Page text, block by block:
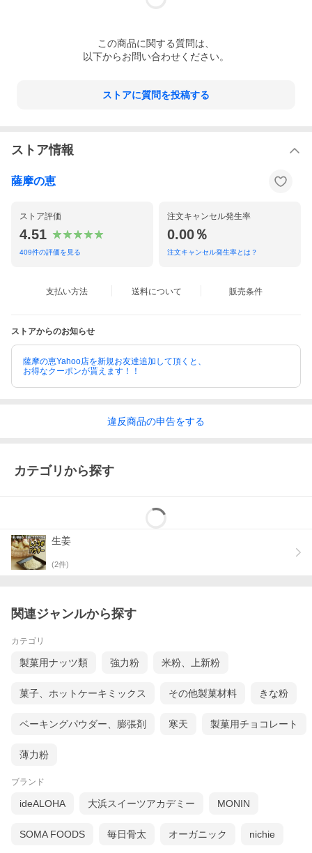
この商品に関する質問は、
以下からお問い合わせください。
ストアに質問を投稿する
ストア情報
薩摩の恵
ストア評価
4.51
409件の評価を見る
注文キャンセル発生率
0.00％
注文キャンセル発生率とは？
支払い方法 送料について 販売条件
ストアからのお知らせ
薩摩の恵Yahoo店を新規お友達追加して頂くと、
お得なクーポンが貰えます！！
違反商品の申告をする
カテゴリから探す
生姜
(2件)
関連ジャンルから探す
カテゴリ
製菓用ナッツ類 強力粉 米粉、上新粉
菓子、ホットケーキミックス その他製菓材料 きな粉
ベーキングパウダー、膨張剤 寒天 製菓用チョコレート
薄力粉
ブランド
ideALOHA 大浜スイーツアカデミー MONIN
SOMA FOODS 毎日骨太 オーガニック nichie